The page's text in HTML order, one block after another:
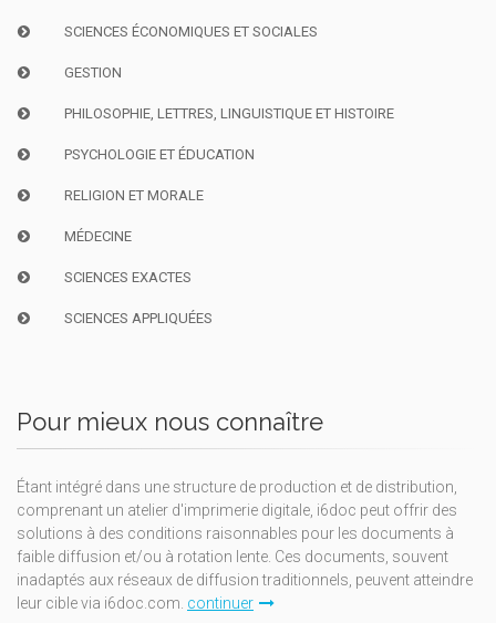
SCIENCES ÉCONOMIQUES ET SOCIALES
GESTION
PHILOSOPHIE, LETTRES, LINGUISTIQUE ET HISTOIRE
PSYCHOLOGIE ET ÉDUCATION
RELIGION ET MORALE
MÉDECINE
SCIENCES EXACTES
SCIENCES APPLIQUÉES
Pour mieux nous connaître
Étant intégré dans une structure de production et de distribution,
comprenant un atelier d'imprimerie digitale, i6doc peut offrir des
solutions à des conditions raisonnables pour les documents à
faible diffusion et/ou à rotation lente. Ces documents, souvent
inadaptés aux réseaux de diffusion traditionnels, peuvent atteindre
leur cible via i6doc.com. continuer